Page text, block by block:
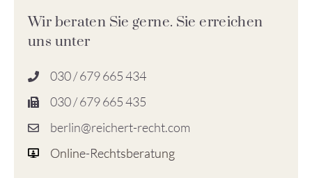
Wir beraten Sie gerne. Sie erreichen
uns unter
030 / 679 665 434
030 / 679 665 435
berlin@reichert-recht.com
Online-Rechtsberatung